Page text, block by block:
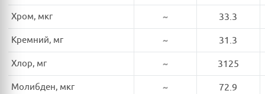
Хром, мкг ~ 33.3
Кремний, мг ~ 31.3
Хлор, мг ~ 3125
Молибден, мкг ~ 72.9